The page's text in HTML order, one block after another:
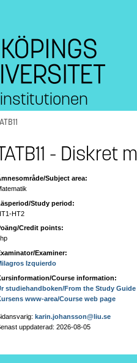
-
Subject area:
Study period:
HT2
Credit points:
Examiner:
Izquierdo
Course information:
studiehandboken/From the Study Guide
www-area/Course web page
karin.johansson@liu.se
uppdaterad: 2026-08-05